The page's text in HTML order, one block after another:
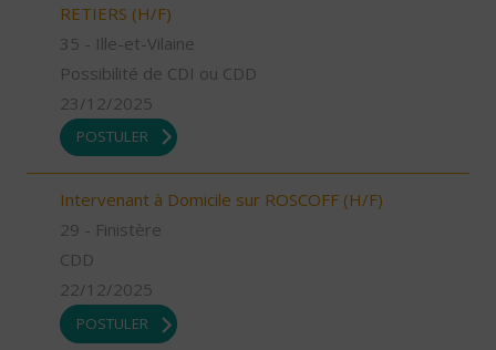
RETIERS (H/F)
35 - Ille-et-Vilaine
Possibilité de CDI ou CDD
23/12/2025
POSTULER
Intervenant à Domicile sur ROSCOFF (H/F)
29 - Finistère
CDD
22/12/2025
POSTULER